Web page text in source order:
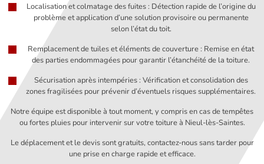
Localisation et colmatage des fuites : Détection rapide de l’origine du
problème et application d’une solution provisoire ou permanente
selon l’état du toit.
Remplacement de tuiles et éléments de couverture : Remise en état
des parties endommagées pour garantir l’étanchéité de la toiture.
Sécurisation après intempéries : Vérification et consolidation des
zones fragilisées pour prévenir d’éventuels risques supplémentaires.
Notre équipe est disponible à tout moment, y compris en cas de tempêtes
ou fortes pluies pour intervenir sur votre toiture à Nieul-lès-Saintes.
Le déplacement et le devis sont gratuits, contactez-nous sans tarder pour
une prise en charge rapide et efficace.